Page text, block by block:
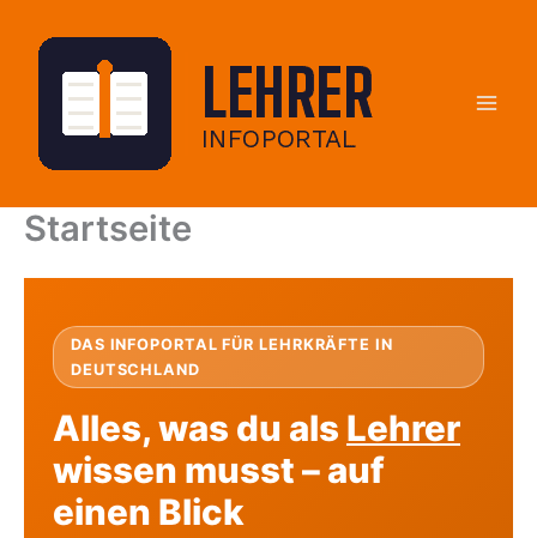
Inhalt
springen
Startseite
DAS INFOPORTAL FÜR LEHRKRÄFTE IN
DEUTSCHLAND
Alles, was du als Lehrer
wissen musst – auf
einen Blick